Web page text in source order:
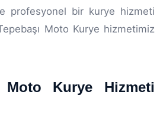
profesyonel bir kurye hizmeti
Moto Kurye hizmetimiz
Moto Kurye Hizmeti